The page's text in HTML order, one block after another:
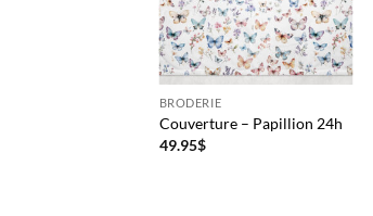
BRODERIE
Couverture – Papillion 24h
49.95$